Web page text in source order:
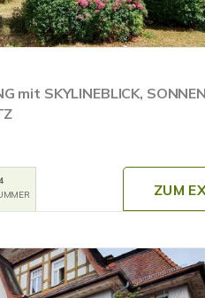
mit SKYLINEBLICK,
ZUM